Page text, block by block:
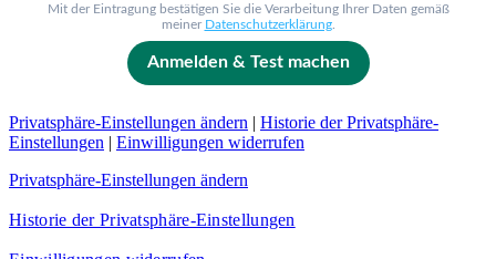
Mit der Eintragung bestätigen Sie die Verarbeitung Ihrer Daten gemäß
meiner Datenschutzerklärung.
Anmelden & Test machen
Privatsphäre-Einstellungen ändern | Historie der Privatsphäre-
Einstellungen | Einwilligungen widerrufen
Privatsphäre-Einstellungen ändern
Historie der Privatsphäre-Einstellungen